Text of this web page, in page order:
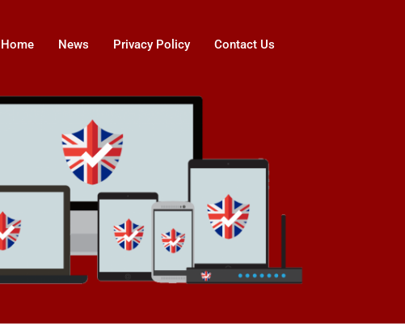
Home News Privacy Policy Contact Us